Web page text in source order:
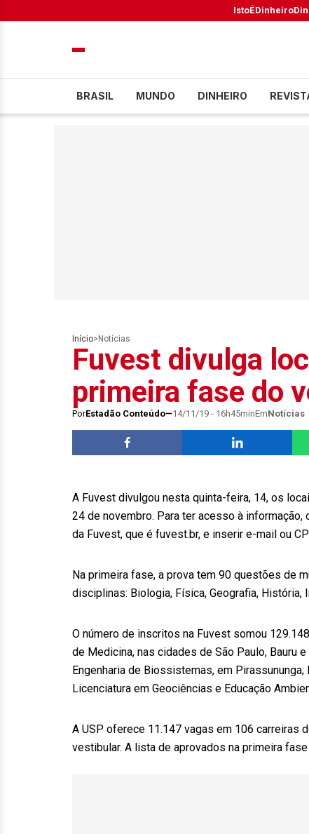
IstoÉDinheiro
BRASIL MUNDO DINHEIRO
Início> Notícias
Fuvest divulga
primeira fase do
PorEstadão Conteúdo 14/11/19 - 16h45minEmNotícias
A Fuvest divulgou nesta quinta-feira, 14, os
24 de novembro. Para ter acesso à
da Fuvest, que é fuvest.br, e inserir e-mail ou
Na primeira fase, a prova tem 90 questões de
disciplinas: Biologia, Física, Geografia, História,
O número de inscritos na Fuvest somou
de Medicina, nas cidades de São Paulo, Bauru
Engenharia de Biossistemas, em
Licenciatura em Geociências e Educação
A USP oferece 11.147 vagas em 106 carreiras
vestibular. A lista de aprovados na primeira